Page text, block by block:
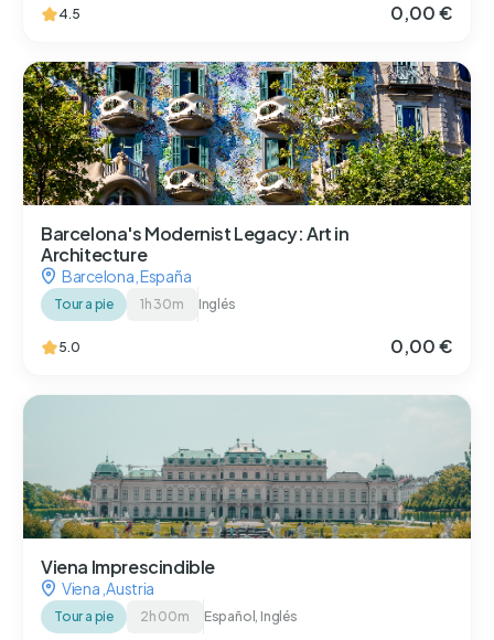
4.5 0,00 €
Barcelona's Modernist Legacy: Art in
Architecture
Barcelona España
Tour a pie 1h 30m Inglés
5.0 0,00 €
Viena Imprescindible
Viena Austria
Tour a pie 2h 00m Español, Inglés